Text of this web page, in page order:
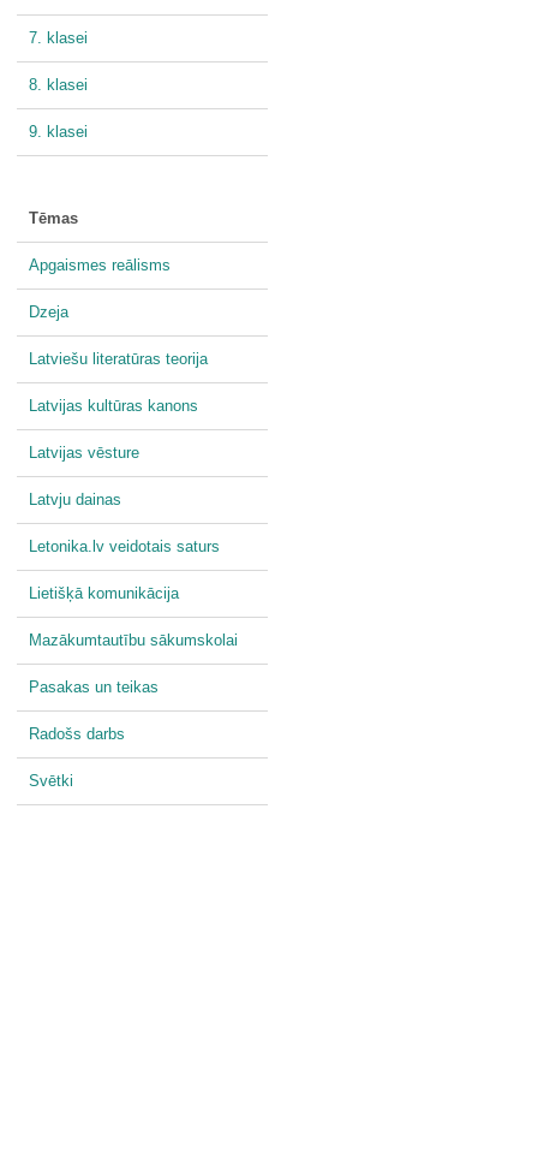
7. klasei
8. klasei
9. klasei
Tēmas
Apgaismes reālisms
Dzeja
Latviešu literatūras teorija
Latvijas kultūras kanons
Latvijas vēsture
Latvju dainas
Letonika.lv veidotais saturs
Lietišķā komunikācija
Mazākumtautību sākumskolai
Pasakas un teikas
Radošs darbs
Svētki